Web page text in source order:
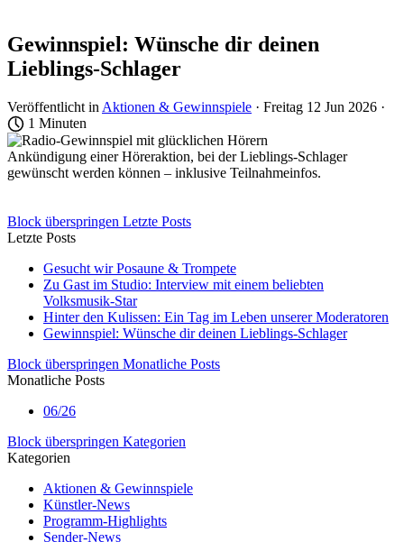
Gewinnspiel: Wünsche dir deinen
Lieblings-Schlager
Veröffentlicht in Aktionen & Gewinnspiele · Freitag 12 Jun 2026 ·
1 Minuten
Ankündigung einer Höreraktion, bei der Lieblings-Schlager
gewünscht werden können – inklusive Teilnahmeinfos.
Block überspringen Letzte Posts
Letzte Posts
Gesucht wir Posaune & Trompete
Zu Gast im Studio: Interview mit einem beliebten
Volksmusik-Star
Hinter den Kulissen: Ein Tag im Leben unserer Moderatoren
Gewinnspiel: Wünsche dir deinen Lieblings-Schlager
Block überspringen Monatliche Posts
Monatliche Posts
06/26
Block überspringen Kategorien
Kategorien
Aktionen & Gewinnspiele
Künstler-News
Programm-Highlights
Sender-News